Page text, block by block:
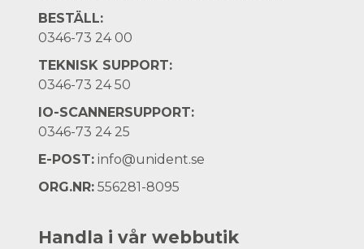
BESTÄLL:
0346-73 24 00
TEKNISK SUPPORT:
0346-73 24 50
IO-SCANNERSUPPORT:
0346-73 24 25
E-POST: info@unident.se
ORG.NR: 556281-8095
Handla i vår webbutik